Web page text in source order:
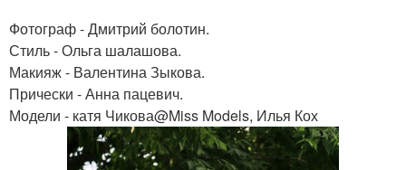
Фотограф - Дмитрий болотин.
Стиль - Ольга шалашова.
Макияж - Валентина Зыкова.
Прически - Анна пацевич.
Модели - катя Чикова@Miss Models, Илья Кох